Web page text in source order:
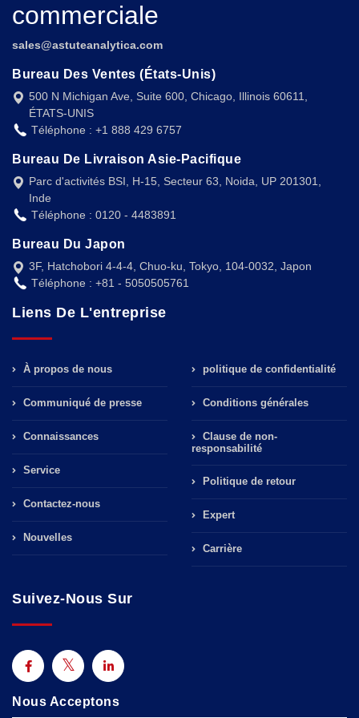
commerciale
sales@astuteanalytica.com
Bureau Des Ventes (États-Unis)
500 N Michigan Ave, Suite 600, Chicago, Illinois 60611,
ÉTATS-UNIS
Téléphone : +1 888 429 6757
Bureau De Livraison Asie-Pacifique
Parc d'activités BSI, H-15, Secteur 63, Noida, UP 201301,
Inde
Téléphone : 0120 - 4483891
Bureau Du Japon
3F, Hatchobori 4-4-4, Chuo-ku, Tokyo, 104-0032, Japon
Téléphone : +81 - 5050505761
Liens De L'entreprise
À propos de nous
Communiqué de presse
Connaissances
Service
Contactez-nous
Nouvelles
politique de confidentialité
Conditions générales
Clause de non-
responsabilité
Politique de retour
Expert
Carrière
Suivez-Nous Sur
Nous Acceptons